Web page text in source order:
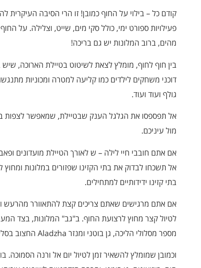
קודם כל – בילוי על החוף כמובן! זו הרי הסיבה העיקרית
פעילויות ספורט ימי, כולל סקי מים, שייט, וצלילה. על
מהים, ברוב המלונות יש גם בריכה!
בין חוף לחוף, מומלץ לצאת לשיטוט בטיילת הארוכה,
דוכני משחקים לילדים כמו קליעה למטרה ומכוניות
גולף ועוד ועוד.
אל תפספסו את הגלגל הענק שבטיילת, שמאפשר לצפות
מול עיניכם.
אם אתם חובבי חיי לילה – ש לאורך הטיילת מועדונים
אל תשכחו לבדוק את בתי הקזינו שפזורים במלונות
בתי קזינו ידידותיים למתחילים.
אם אתם מרגישים שאתם צריכים קצת להתאוורר מהרעש
לטיול קצר מחוץ לרצועת החוף. ב"גב" המלונות, בצד
מספר מסלולי הליכה, גן בוטני ומנזר Aladzha החצוב בסלע,
וכמובן שמומלץ להשאיר זמן לטיול יום אל ורנה